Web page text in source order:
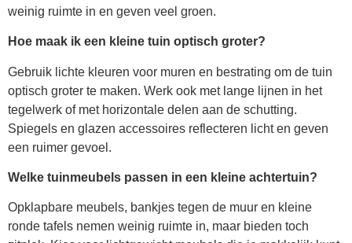
weinig ruimte in en geven veel groen.
Hoe maak ik een kleine tuin optisch groter?
Gebruik lichte kleuren voor muren en bestrating om de tuin
optisch groter te maken. Werk ook met lange lijnen in het
tegelwerk of met horizontale delen aan de schutting.
Spiegels en glazen accessoires reflecteren licht en geven
een ruimer gevoel.
Welke tuinmeubels passen in een kleine achtertuin?
Opklapbare meubels, bankjes tegen de muur en kleine
ronde tafels nemen weinig ruimte in, maar bieden toch